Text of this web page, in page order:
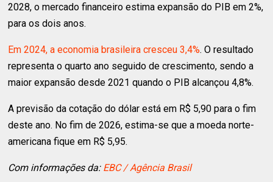
2028, o mercado financeiro estima expansão do PIB em 2%,
para os dois anos.
Em 2024, a economia brasileira cresceu 3,4%. O resultado
representa o quarto ano seguido de crescimento, sendo a
maior expansão desde 2021 quando o PIB alcançou 4,8%.
A previsão da cotação do dólar está em R$ 5,90 para o fim
deste ano. No fim de 2026, estima-se que a moeda norte-
americana fique em R$ 5,95.
Com informações da: EBC / Agência Brasil